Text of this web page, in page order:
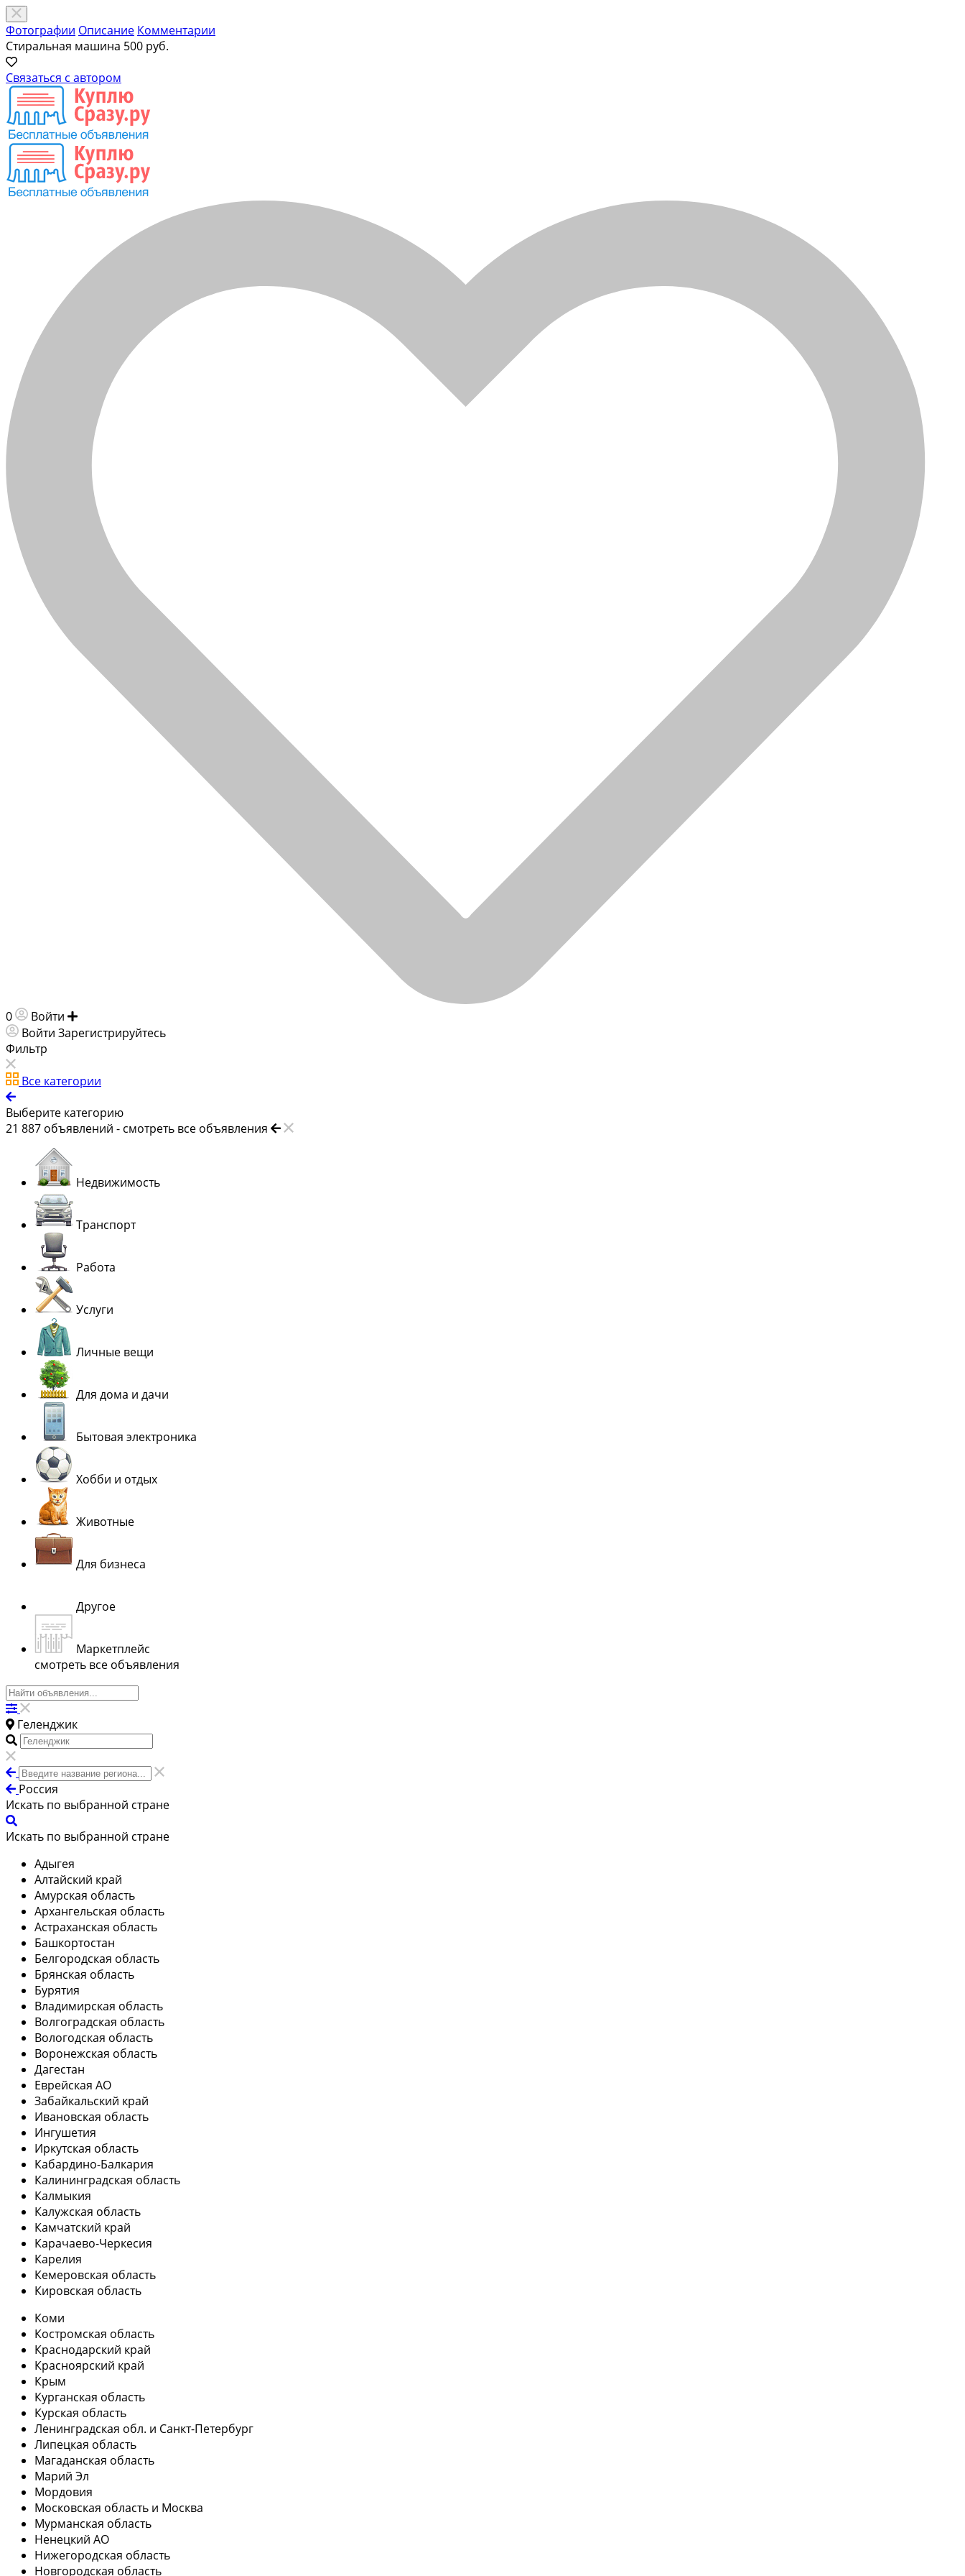
Фотографии Описание Комментарии
Стиральная машина 500 руб.
Связаться с автором
0 Войти
Войти Зарегистрируйтесь
Фильтр
Все категории
Выберите категорию
21 887 объявлений - смотреть все объявления
Недвижимость
Транспорт
Работа
Услуги
Личные вещи
Для дома и дачи
Бытовая электроника
Хобби и отдых
Животные
Для бизнеса
Другое
Маркетплейс
смотреть все объявления
Геленджик
Россия
Искать по выбранной стране
Искать по выбранной стране
Адыгея
Алтайский край
Амурская область
Архангельская область
Астраханская область
Башкортостан
Белгородская область
Брянская область
Бурятия
Владимирская область
Волгоградская область
Вологодская область
Воронежская область
Дагестан
Еврейская АО
Забайкальский край
Ивановская область
Ингушетия
Иркутская область
Кабардино-Балкария
Калининградская область
Калмыкия
Калужская область
Камчатский край
Карачаево-Черкесия
Карелия
Кемеровская область
Кировская область
Коми
Костромская область
Краснодарский край
Красноярский край
Крым
Курганская область
Курская область
Ленинградская обл. и Санкт-Петербург
Липецкая область
Магаданская область
Марий Эл
Мордовия
Московская область и Москва
Мурманская область
Ненецкий АО
Нижегородская область
Новгородская область